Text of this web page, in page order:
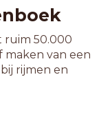
ruim 50.000
maken van een
rijmen en